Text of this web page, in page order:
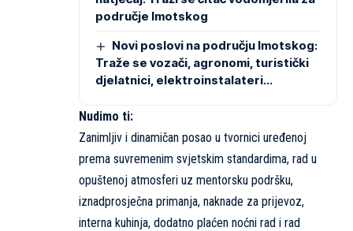
područje Imotskog
Novi poslovi na području Imotskog:
Traže se vozači, agronomi, turistički
djelatnici, elektroinstalateri…
Nudimo ti:
Zanimljiv i dinamičan posao u tvornici uređenoj
prema suvremenim svjetskim standardima, rad u
opuštenoj atmosferi uz mentorsku podršku,
iznadprosječna primanja, naknade za prijevoz,
interna kuhinja, dodatno plaćen noćni rad i rad